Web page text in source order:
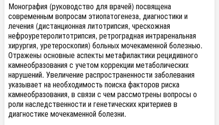
Монография (руководство для врачей) посвящена
современным вопросам этиопатогенеза, диагностики и
лечения (дистанционная литотрипсия, чрескожная
нефроуретеролитотрипсия, ретроградная интраренальная
хирургия, уретероскопия) больных мочекаменной болезнью.
Отражены основные аспекты метафилактики рецидивного
камнеобразования с учетом коррекции метаболических
нарушений. Увеличение распространенности заболевания
указывает на необходимость поиска факторов риска
камнеобразования, в связи с чем рассмотрены вопросы о
роли наследственности и генетических критериев в
диагностике мочекаменной болезни.